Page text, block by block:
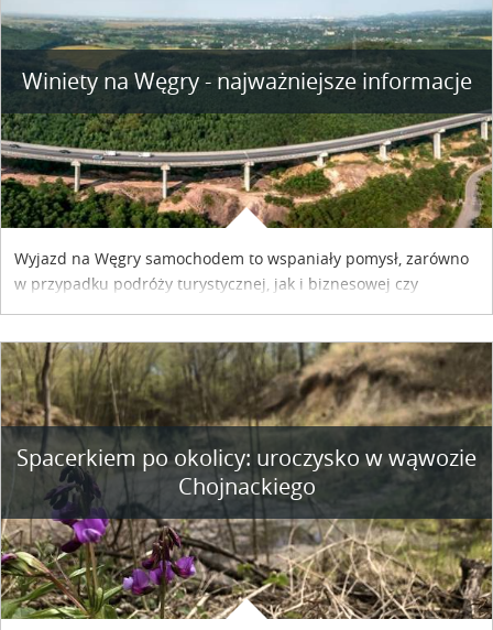
Winiety na Węgry - najważniejsze informacje
Wyjazd na Węgry samochodem to wspaniały pomysł, zarówno
w przypadku podróży turystycznej, jak i biznesowej czy
służbowej. Pamiętać tylko trzeba o wykupieniu winiety, co
współpracy reklamowej z Hungary Vignette.
Spacerkiem po okolicy: uroczysko w wąwozie
Chojnackiego